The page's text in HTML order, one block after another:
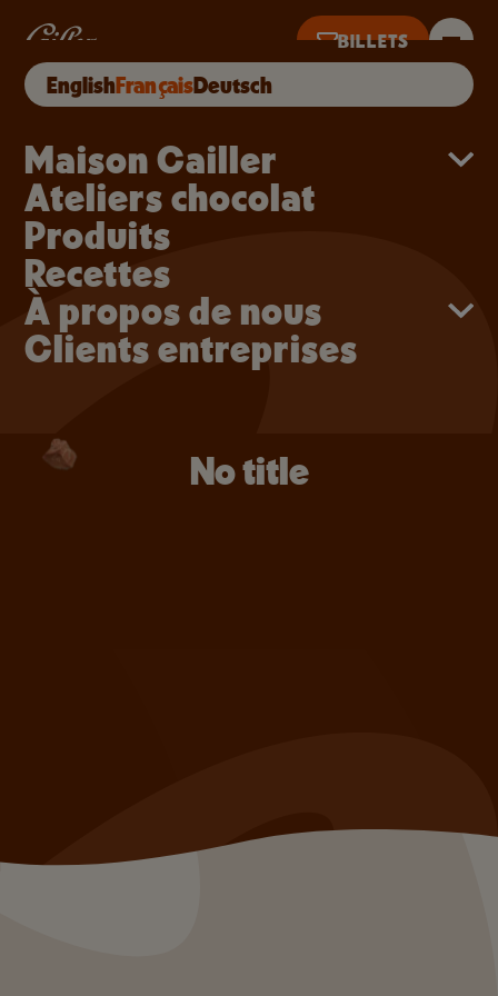
No title
EnglishFrançaisDeutsch
Maison Cailler
Ateliers chocolat
Produits
Recettes
À propos de nous
Clients entreprises
BILLETS
À 18H · DERNIÈRES VENTES À 17H
No title ACHETER EN LIGNE
No title